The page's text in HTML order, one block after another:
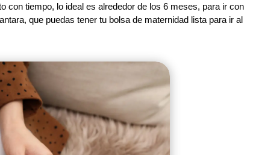
con tiempo, lo ideal es alrededor de los 6 meses, para ir con
que puedas tener tu bolsa de maternidad lista para ir al